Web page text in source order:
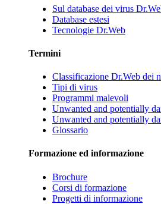
Sul database dei virus
Database estesi
Tecnologie Dr.Web
Termini
Classificazione Dr.Web dei
Tipi di virus
Programmi malevoli
Unwanted and potentially
Unwanted and potentially
Glossario
Formazione ed informazione
Brochure
Corsi di formazione
Progetti di informazione